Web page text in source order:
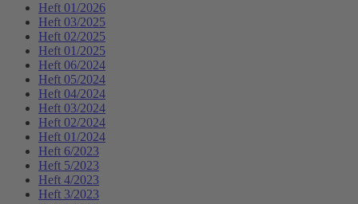
Heft 01/2026
Heft 03/2025
Heft 02/2025
Heft 01/2025
Heft 06/2024
Heft 05/2024
Heft 04/2024
Heft 03/2024
Heft 02/2024
Heft 01/2024
Heft 6/2023
Heft 5/2023
Heft 4/2023
Heft 3/2023